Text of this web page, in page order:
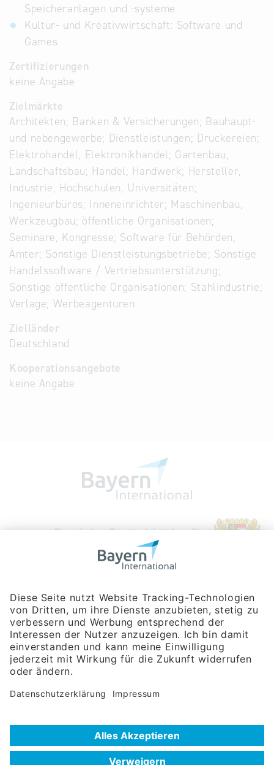
Speicheranlagen und -systeme
Kultur- und Kreativwirtschaft: Software und
Games
Zertifizierungen
keine Angabe
Zielmärkte
Architekten; Banken & Versicherungen; Bauhaupt-
und nebengewerbe; Dienstleistungen; Druckereien;
Elektrohandel, Elektronikhandel; Gartenbau,
Landschaftsbau; Handel; Handwerk; Hersteller,
Industrie; Hochschulen, Universitäten;
Ingenieurbüros; Inneneinrichter; Maschinenbau,
Werkzeugbau; öffentliche Organisationen;
Seminare, Kongresse; Software für Behörden,
Ämter; Sonstige Dienstleistungsbetriebe; Sonstige
Handelssoftware / Vertriebsunterstützung;
Sonstige öffentliche Organisationen; Stahlindustrie;
Verlage; Werbeagenturen
Zielländer
Deutschland
Kooperationsangebote
keine Angabe
Bayerische Gesellschaft für Internationale
Rosenheimer Str. 143C
81671 München
Tel:+49 180 5949260
(Festnetz 14 ct/min, Mobil max. 42 ct/min)
Hotline
Datenschutzerklärung
Nutzungsbedingungen
Häufig gestellte Fragen (FAQ)